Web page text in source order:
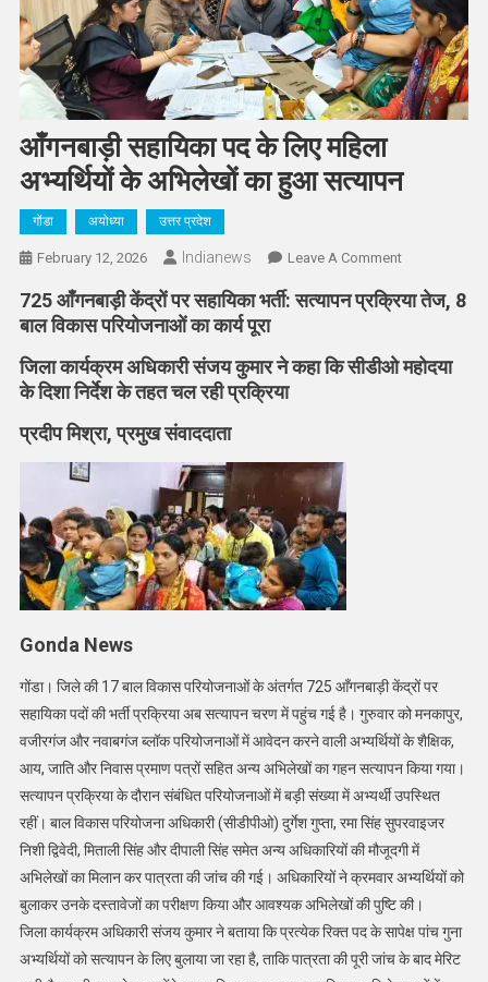
आँगनबाड़ी सहायिका पद के लिए महिला
अभ्यर्थियों के अभिलेखों का हुआ सत्यापन
गोंडा अयोध्या उत्तर प्रदेश
February 12, 2026 Indianews Leave A CommentOn
सहायिका
के
725 आँगनबाड़ी केंद्रों पर सहायिका भर्ती: सत्यापन प्रक्रिया तेज, 8
बाल विकास परियोजनाओं का कार्य पूरा
जिला कार्यक्रम अधिकारी संजय कुमार ने कहा कि सीडीओ महोदया
के दिशा निर्देश के तहत चल रही प्रक्रिया
प्रदीप मिश्रा, प्रमुख संवाददाता
Gonda News
गोंडा। जिले की 17 बाल विकास परियोजनाओं के अंतर्गत 725 आँगनबाड़ी केंद्रों पर
सहायिका पदों की भर्ती प्रक्रिया अब सत्यापन चरण में पहुंच गई है। गुरुवार को मनकापुर,
वजीरगंज और नवाबगंज ब्लॉक परियोजनाओं में आवेदन करने वाली अभ्यर्थियों के शैक्षिक,
आय, जाति और निवास प्रमाण पत्रों सहित अन्य अभिलेखों का गहन सत्यापन किया गया।
सत्यापन प्रक्रिया के दौरान संबंधित परियोजनाओं में बड़ी संख्या में अभ्यर्थी उपस्थित
रहीं। बाल विकास परियोजना अधिकारी (सीडीपीओ) दुर्गेश गुप्ता, रमा सिंह सुपरवाइजर
निशी द्विवेदी, मिताली सिंह और दीपाली सिंह समेत अन्य अधिकारियों की मौजूदगी में
अभिलेखों का मिलान कर पात्रता की जांच की गई। अधिकारियों ने क्रमवार अभ्यर्थियों को
बुलाकर उनके दस्तावेजों का परीक्षण किया और आवश्यक अभिलेखों की पुष्टि की।
जिला कार्यक्रम अधिकारी संजय कुमार ने बताया कि प्रत्येक रिक्त पद के सापेक्ष पांच गुना
अभ्यर्थियों को सत्यापन के लिए बुलाया जा रहा है, ताकि पात्रता की पूरी जांच के बाद मेरिट